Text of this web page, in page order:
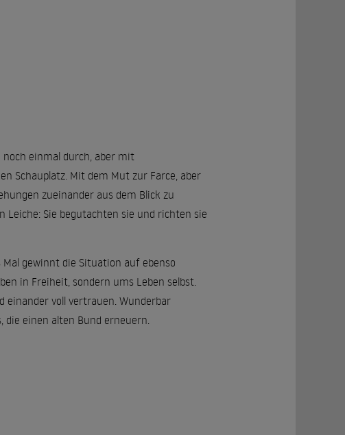
noch einmal durch, aber mit
Schauplatz. Mit dem Mut zur Farce, aber
zueinander aus dem Blick zu
Leiche: Sie begutachten sie und richten sie
Mal gewinnt die Situation auf ebenso
in Freiheit, sondern ums Leben selbst.
voll vertrauen. Wunderbar
einen alten Bund erneuern.